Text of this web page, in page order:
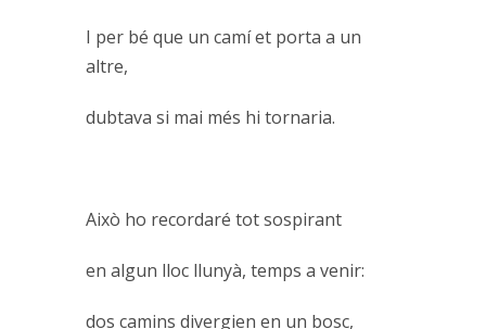
I per bé que un camí et porta a un
altre,
dubtava si mai més hi tornaria.
Això ho recordaré tot sospirant
en algun lloc llunyà, temps a venir:
dos camins divergien en un bosc,